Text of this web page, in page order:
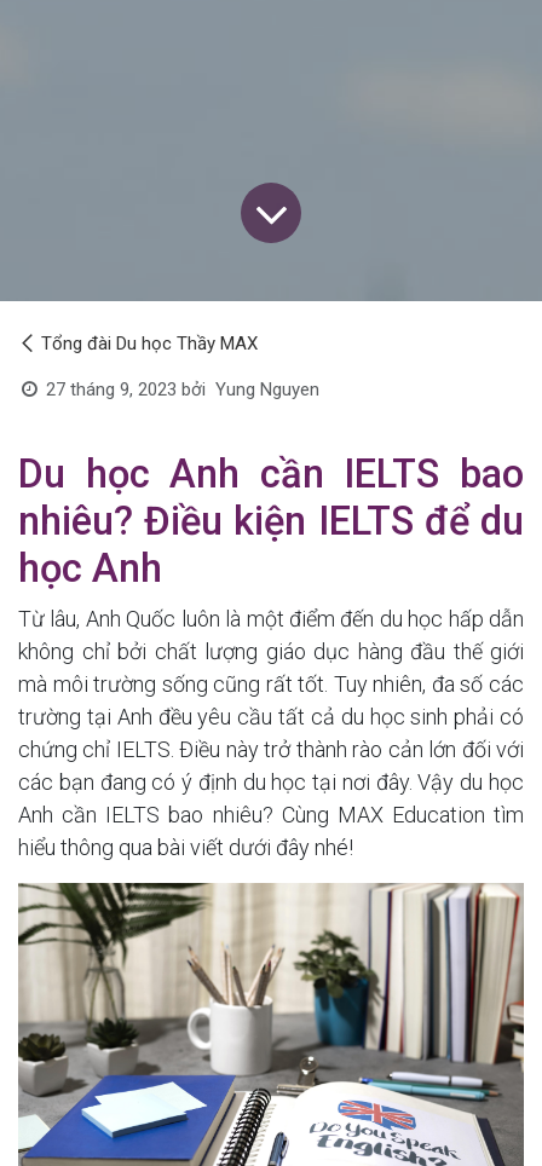
Tổng đài Du học Thầy MAX
27 tháng 9, 2023 bởi Yung Nguyen
Du học Anh cần IELTS bao
nhiêu? Điều kiện IELTS để du
học Anh
Từ lâu, Anh Quốc luôn là một điểm đến du học hấp dẫn
không chỉ bởi chất lượng giáo dục hàng đầu thế giới
mà môi trường sống cũng rất tốt. Tuy nhiên, đa số các
trường tại Anh đều yêu cầu tất cả du học sinh phải có
chứng chỉ IELTS. Điều này trở thành rào cản lớn đối với
các bạn đang có ý định du học tại nơi đây. Vậy du học
Anh cần IELTS bao nhiêu? Cùng MAX Education tìm
hiểu thông qua bài viết dưới đây nhé!